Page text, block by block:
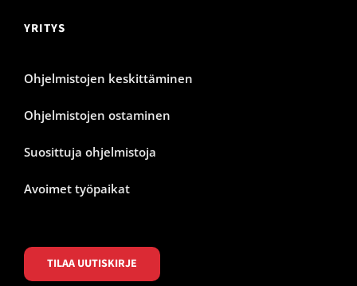
YRITYS
Ohjelmistojen keskittäminen
Ohjelmistojen ostaminen
Suosittuja ohjelmistoja
Avoimet työpaikat
TILAA UUTISKIRJE